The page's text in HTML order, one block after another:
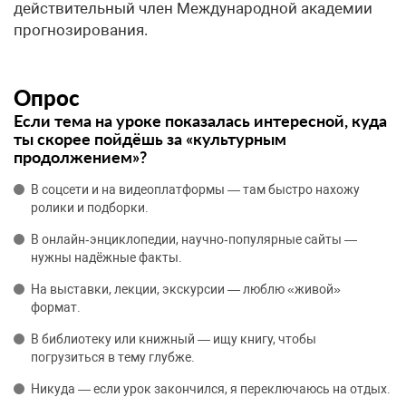
действительный член Международной академии
прогнозирования.
Опрос
Если тема на уроке показалась интересной, куда
ты скорее пойдёшь за «культурным
продолжением»?
В соцсети и на видеоплатформы — там быстро нахожу
ролики и подборки.
В онлайн‑энциклопедии, научно‑популярные сайты —
нужны надёжные факты.
На выставки, лекции, экскурсии — люблю «живой»
формат.
В библиотеку или книжный — ищу книгу, чтобы
погрузиться в тему глубже.
Никуда — если урок закончился, я переключаюсь на отдых.